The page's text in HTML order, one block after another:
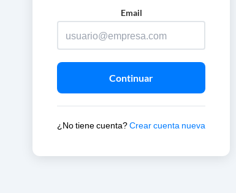
Email
Continuar
¿No tiene cuenta?Crear cuenta nueva